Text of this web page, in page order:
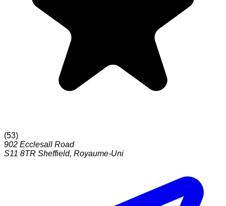
(53)
902 Ecclesall Road
S11 8TR Sheffield, Royaume-Uni